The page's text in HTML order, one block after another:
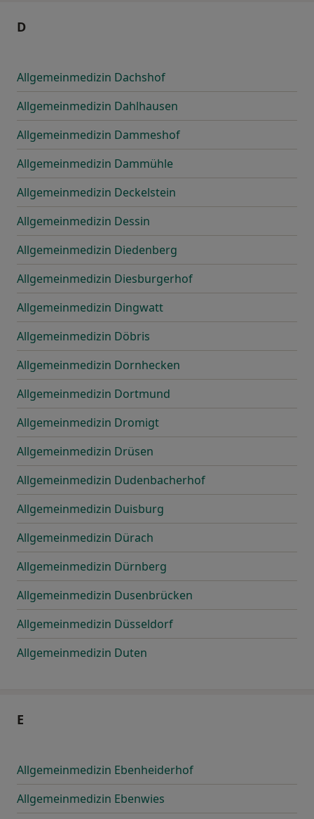
D
Allgemeinmedizin Dachshof
Allgemeinmedizin Dahlhausen
Allgemeinmedizin Dammeshof
Allgemeinmedizin Dammühle
Allgemeinmedizin Deckelstein
Allgemeinmedizin Dessin
Allgemeinmedizin Diedenberg
Allgemeinmedizin Diesburgerhof
Allgemeinmedizin Dingwatt
Allgemeinmedizin Döbris
Allgemeinmedizin Dornhecken
Allgemeinmedizin Dortmund
Allgemeinmedizin Dromigt
Allgemeinmedizin Drüsen
Allgemeinmedizin Dudenbacherhof
Allgemeinmedizin Duisburg
Allgemeinmedizin Dürach
Allgemeinmedizin Dürnberg
Allgemeinmedizin Dusenbrücken
Allgemeinmedizin Düsseldorf
Allgemeinmedizin Duten
E
Allgemeinmedizin Ebenheiderhof
Allgemeinmedizin Ebenwies